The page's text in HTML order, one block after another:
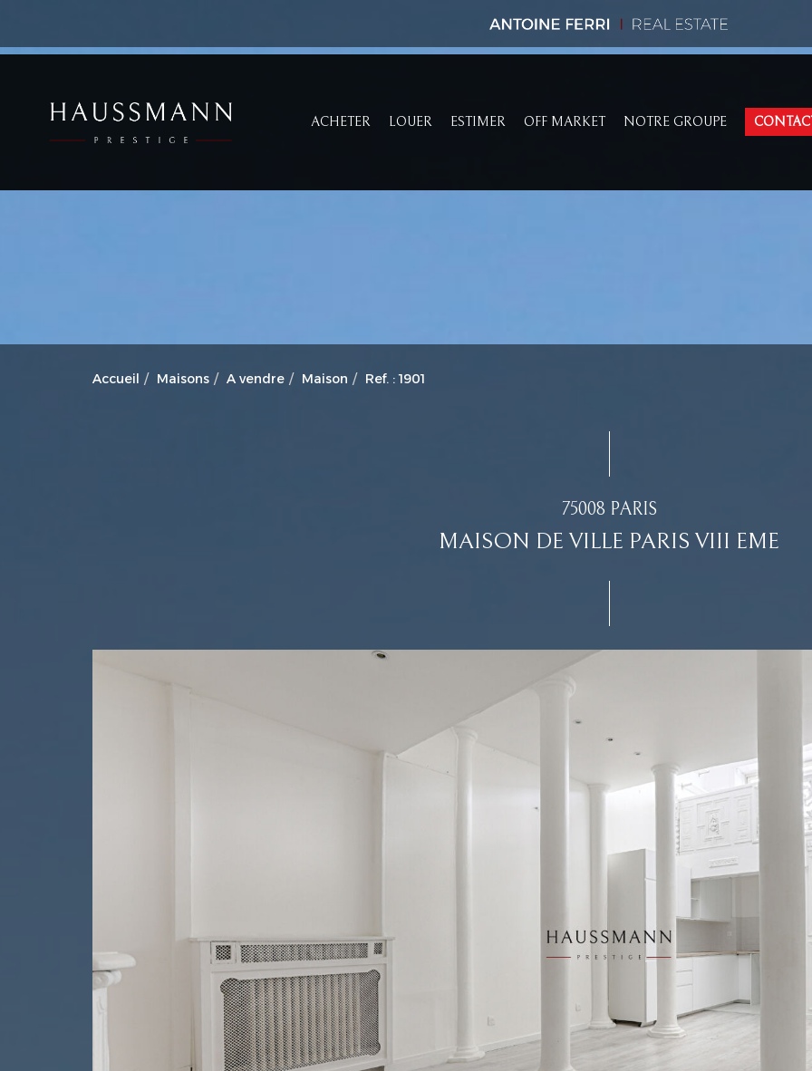
ACHETER LOUER ESTIMER OFF MARKET NOTRE GROUPE
Accueil Maisons A vendre Maison Ref. : 1901
75008 PARIS
MAISON DE VILLE PARIS VIII EME